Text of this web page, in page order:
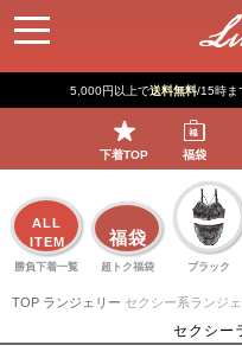
5,000円以上で送料無料/15時ま
下着TOP 福袋
ALL
ITEM
勝負下着一覧
福袋
超トク福袋 ブラック
TOP ランジェリー セクシー系ランジ
セクシー